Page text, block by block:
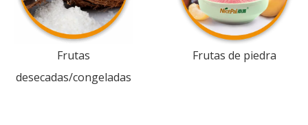
Frutas
desecadas/congeladas
Frutas de piedra